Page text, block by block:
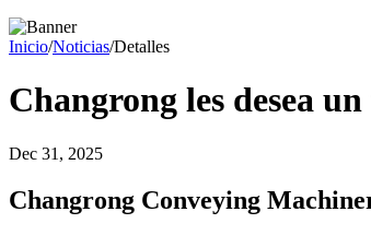
Inicio/Noticias/Detalles
Changrong les desea
Dec 31, 2025
Changrong Conveying